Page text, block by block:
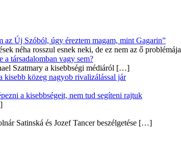
Új Szóból, úgy éreztem magam, mint Gagarin”
néha rosszul esnek neki, de ez nem az ő problémája
a társadalomban vagy sem?
Szatmary a kisebbségi médiáról […]
kisebb közeg nagyob rivalizálással jár
a kisebbségeit, nem tud segíteni rajtuk
Satinská és Jozef Tancer beszélgetése […]